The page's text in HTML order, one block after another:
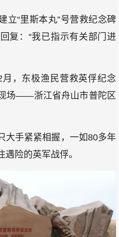
立“里斯本丸”号营救纪念碑
复：“我已指示有关部门进
，东极渔民营救英俘纪念
场——浙江省舟山市普陀区
大手紧紧相握，一如80多年
险的英军战俘。